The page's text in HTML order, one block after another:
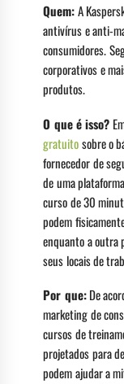
Quem:A
antivírus e anti-
consumidores.
corporativos e
produtos.
O que é isso?
gratuitosobre o
fornecedor de
de uma
curso de 30
podem
enquanto a outra
seus locais de
Por que:De
marketing de
cursos de
projetados para
podem ajudar a